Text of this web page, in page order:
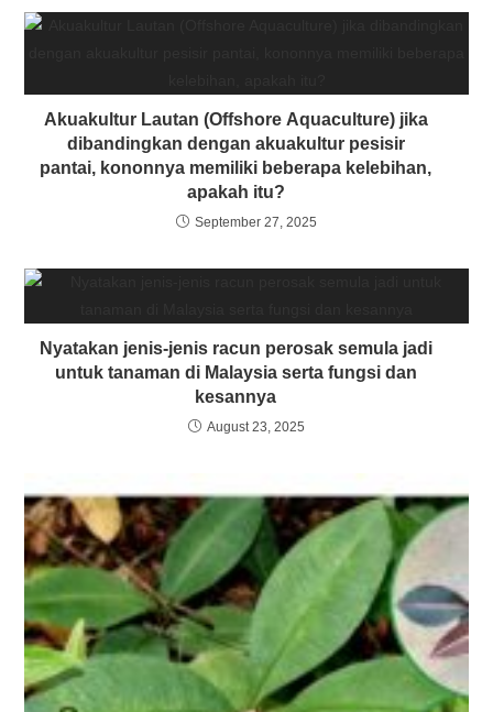
Akuakultur Lautan (Offshore Aquaculture) jika
dibandingkan dengan akuakultur pesisir
pantai, kononnya memiliki beberapa kelebihan,
apakah itu?
September 27, 2025
Nyatakan jenis-jenis racun perosak semula jadi
untuk tanaman di Malaysia serta fungsi dan
kesannya
August 23, 2025